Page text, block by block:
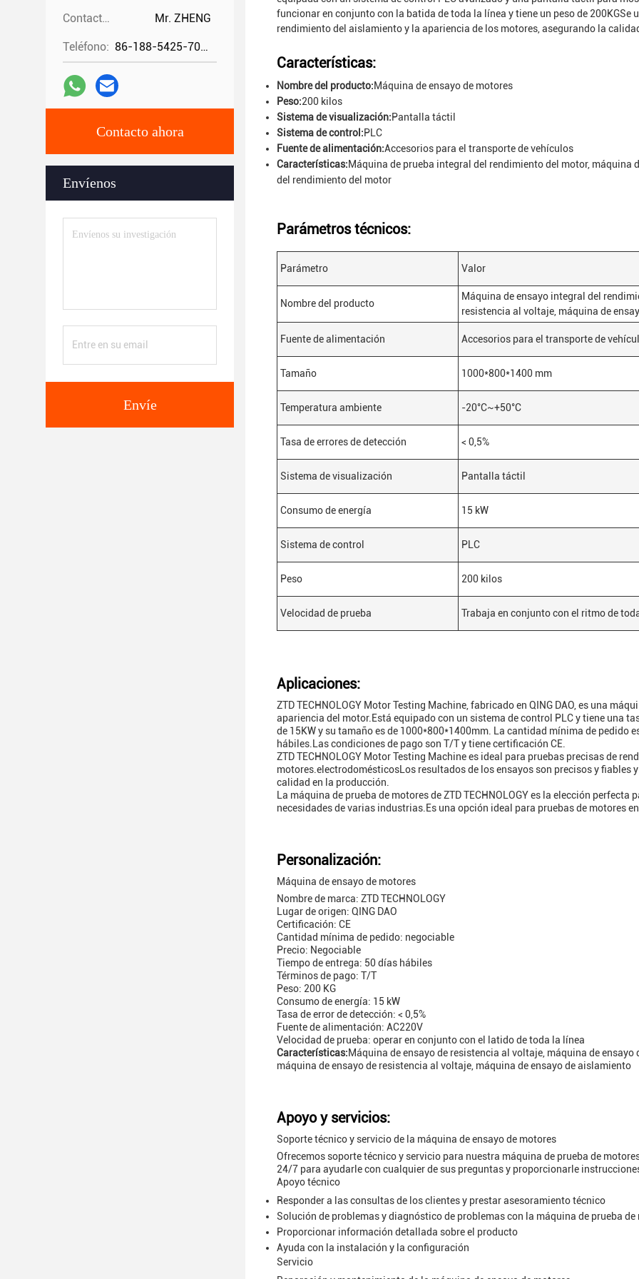
Contactos: Mr. ZHENG
Teléfono: 86-188-5425-7020
Contacto ahora
Envíenos
Envíe
funcionar en conjunto con la batida de toda la línea y tiene un peso de
rendimiento del aislamiento y la apariencia de los motores, asegurando la
Características:
Nombre del producto:Máquina de ensayo de motores
Peso:200 kilos
Sistema de visualización:Pantalla táctil
Sistema de control:PLC
Fuente de alimentación:Accesorios para el transporte de vehículos
Características:Máquina de prueba integral del rendimiento del motor, máquina
del rendimiento del motor
Parámetros técnicos:
Parámetro Valor
Nombre del producto
Máquina de ensayo integral del
resistencia al voltaje, máquina de
Fuente de alimentación Accesorios para el transporte de
Tamaño 1000*800*1400 mm
Temperatura ambiente -20°C~+50°C
Tasa de errores de detección < 0,5%
Sistema de visualización Pantalla táctil
Consumo de energía 15 kW
Sistema de control PLC
Peso 200 kilos
Velocidad de prueba Trabaja en conjunto con el ritmo de
Aplicaciones:
ZTD TECHNOLOGY Motor Testing Machine, fabricado en QING DAO, es una
apariencia del motor.Está equipado con un sistema de control PLC y tiene una
de 15KW y su tamaño es de 1000*800*1400mm. La cantidad mínima de pedido
hábiles.Las condiciones de pago son T/T y tiene certificación CE.
ZTD TECHNOLOGY Motor Testing Machine es ideal para pruebas precisas de
motores.electrodomésticosLos resultados de los ensayos son precisos y fiables
calidad en la producción.
La máquina de prueba de motores de ZTD TECHNOLOGY es la elección
necesidades de varias industrias.Es una opción ideal para pruebas de motores
Personalización:
Máquina de ensayo de motores
Nombre de marca: ZTD TECHNOLOGY
Lugar de origen: QING DAO
Certificación: CE
Cantidad mínima de pedido: negociable
Precio: Negociable
Tiempo de entrega: 50 días hábiles
Términos de pago: T/T
Peso: 200 KG
Consumo de energía: 15 kW
Tasa de error de detección: < 0,5%
Fuente de alimentación: AC220V
Velocidad de prueba: operar en conjunto con el latido de toda la línea
Características:Máquina de ensayo de resistencia al voltaje, máquina de
máquina de ensayo de resistencia al voltaje, máquina de ensayo de aislamiento
Apoyo y servicios:
Soporte técnico y servicio de la máquina de ensayo de motores
Ofrecemos soporte técnico y servicio para nuestra máquina de prueba de
24/7 para ayudarle con cualquier de sus preguntas y proporcionarle
Apoyo técnico
Responder a las consultas de los clientes y prestar asesoramiento técnico
Solución de problemas y diagnóstico de problemas con la máquina de prueba de
Proporcionar información detallada sobre el producto
Ayuda con la instalación y la configuración
Servicio